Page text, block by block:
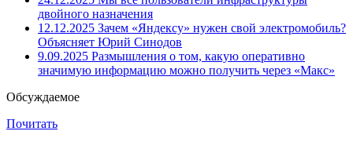
двойного назначения
12.12.2025 Зачем «Яндексу» нужен свой электромобиль?
Объясняет Юрий Синодов
9.09.2025 Размышления о том, какую оперативно
значимую информацию можно получить через «Макс»
Обсуждаемое
Почитать